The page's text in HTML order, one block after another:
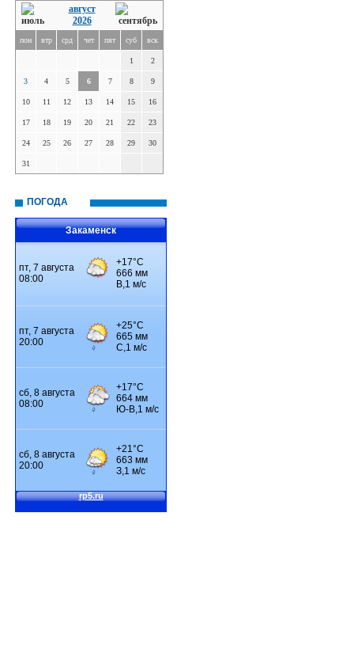
август
2026
пон втр срд чет пят суб вск
1 2
3 4 5 6 7 8 9
10 11 12 13 14 15 16
17 18 19 20 21 22 23
24 25 26 27 28 29 30
31
ПОГОДА
Закаменск